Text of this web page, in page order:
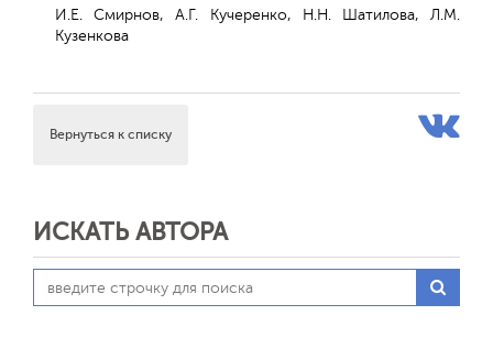
И.Е. Смирнов, А.Г. Кучеренко, Н.Н. Шатилова, Л.М.
Кузенкова
Вернуться к списку
ИСКАТЬ АВТОРА